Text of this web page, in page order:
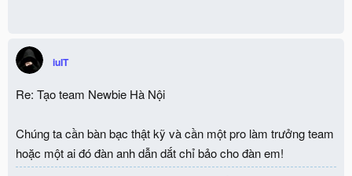
iuIT
Re: Tạo team Newbie Hà Nội
Chúng ta cần bàn bạc thật kỹ và cần một pro làm trưởng team
hoặc một ai đó đàn anh dẫn dắt chỉ bảo cho đàn em!